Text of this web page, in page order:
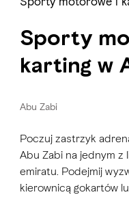
Sporty
karting w
Abu Zabi
Poczuj zastrzyk
Abu Zabi na jednym
emiratu. Podejmij
kierownicą gokartów